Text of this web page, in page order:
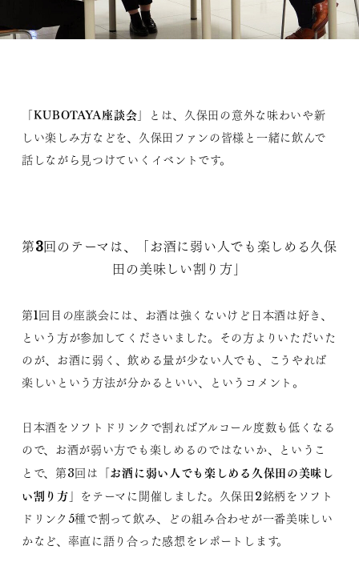
「KUBOTAYA座談会」とは、久保田の意外な味わいや新
しい楽しみ方などを、久保田ファンの皆様と一緒に飲んで
話しながら見つけていくイベントです。
第3回のテーマは、「お酒に弱い人でも楽しめる久保
田の美味しい割り方」
第1回目の座談会には、お酒は強くないけど日本酒は好き、
という方が参加してくださいました。その方よりいただいた
のが、お酒に弱く、飲める量が少ない人でも、こうやれば
楽しいという方法が分かるといい、というコメント。
日本酒をソフトドリンクで割ればアルコール度数も低くなる
ので、お酒が弱い方でも楽しめるのではないか、というこ
とで、第3回は
「お酒に弱い人でも楽しめる久保田の美味し
い割り方」
をテーマに開催しました。久保田2銘柄をソフト
ドリンク5種で割って飲み、どの組み合わせが一番美味しい
かなど、率直に語り合った感想をレポートします。